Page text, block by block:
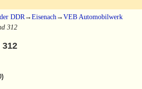
DDR → Eisenach → VEB Automobilwerk
312